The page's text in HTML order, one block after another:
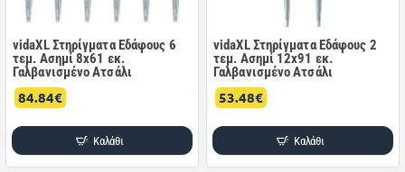
vidaXL Στηρίγματα Εδάφους 6
τεμ. Ασημί 8x61 εκ.
Γαλβανισμένο Ατσάλι
84.84€
Καλάθι
vidaXL Στηρίγματα Εδάφους 2
τεμ. Ασημί 12x91 εκ.
Γαλβανισμένο Ατσάλι
53.48€
Καλάθι